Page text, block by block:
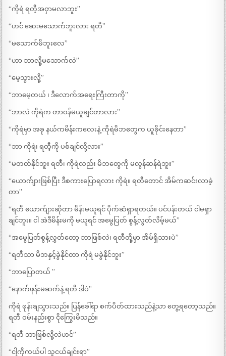
“ကိုရဲ ရတီ့အဝှာမလာဘူး”
“ဟင် ဆေးမသောက်ဘူးလား ရတီ”
“မသောက်မိဘူးလေ”
“ဟာ ဘာလို့မသောက်လဲ”
“မေ့သွားလို့”
“ဘာမေ့တယ် ၊ ဒီလောက်အရေးကြီးတာကို”
“ဘာလဲ ကိုရဲက တာဝန်မယူချင်တာလား”
“ကိုရဲမှာ အခု နယ်ကမိန်းကလေးနဲ့ ကိုရဲမိဘတွေက ယူခိုင်းနေတာ”
“ဘာ ကိုရဲ၊ ရတီ့ကို ပစ်ချင်လို့လား”
“မတတ်နိုင်ဘူး ရတီ၊ ကိုရဲလည်း မိဘတွေကို မလွန်ဆန်ရဲဘူး”
“ယောက်ျားဖြစ်ပြီး ဒီစကားပြောရလား ကိုရဲ။ ရတီတောင် အိမ်ကဆင်းလာခဲ့
တာ”
“ရတီ ယောက်ျားဆိုတာ မိန်းမယူရင် ပိုက်ဆံရှာရတယ်။ ပင်ပန်းတယ် ငါမရှာ
ချင်ဘူး။ ငါ အဲဒီမိန်းမကို မယူရင် အမွေပြတ် စွန့်လွတ်လိမ့်မယ်”
“အမွေပြတ်စွန့်လွှတ်တော့ ဘာဖြစ်လဲ၊ ရတီတို့မှာ အိမ်ရှိသားပဲ”
“ရတီသာ မိဘနှင့်ခွဲနိုင်တာ ကိုရဲ မခွဲနိုင်ဘူး”
“ဘာပြောတယ် ”
“နောက်ဖုန်းမဆက်နဲ့ ရတီ ဒါပဲ”
ကိုရဲ ဖုန်းချသွားသည်။ ပြန်ခေါ်ရာ စက်ပိတ်ထားသည်နဲ့သာ တွေ့ရတော့သည်။
ရတီ ဝမ်းနည်းစွာ ငိုကြွေးမိသည်။
“ရတီ ဘာဖြစ်လို့လဲဟင်”
“ငါ့ကိုကယ်ပါ သူငယ်ချင်းရာ”